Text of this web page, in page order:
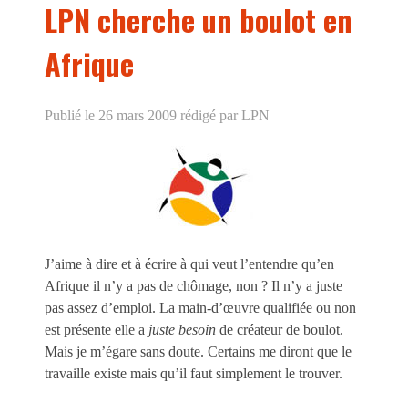
LPN cherche un boulot en
Afrique
Publié le 26 mars 2009 rédigé par LPN
J’aime à dire et à écrire à qui veut l’entendre qu’en
Afrique il n’y a pas de chômage, non ? Il n’y a juste
pas assez d’emploi. La main-d’œuvre qualifiée ou non
est présente elle a juste besoin de créateur de boulot.
Mais je m’égare sans doute. Certains me diront que le
travaille existe mais qu’il faut simplement le trouver.